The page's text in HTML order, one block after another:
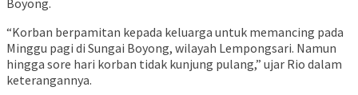
“Korban berpamitan kepada keluarga untuk memancing pada
Minggu pagi di Sungai Boyong, wilayah Lempongsari. Namun
hingga sore hari korban tidak kunjung pulang,” ujar Rio dalam
keterangannya.